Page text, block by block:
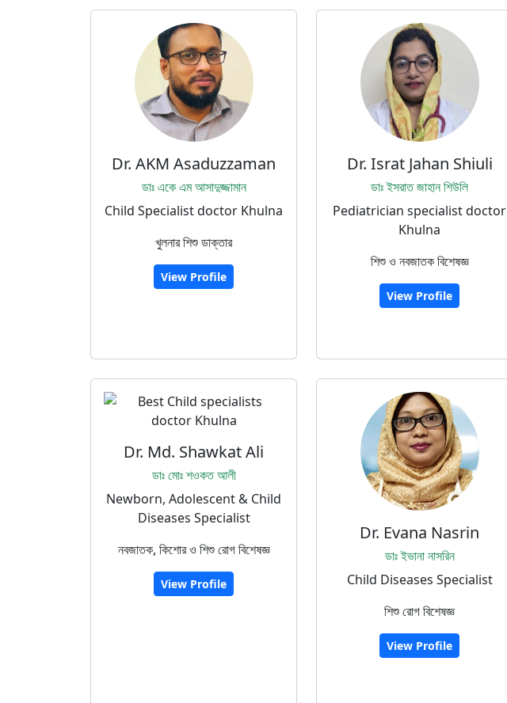
Dr. AKM Asaduzzaman
ডাঃ একে এম আসাদুজ্জামান
Child Specialist doctor Khulna
খুলনার শিশু ডাক্তার
View Profile
Dr. Israt Jahan Shiuli
ডাঃ ইসরাত জাহান শিউলি
Pediatrician specialist doctor
Khulna
শিশু ও নবজাতক বিশেষজ্ঞ
View Profile
Dr. Md. Shawkat Ali
ডাঃ মোঃ শওকত আলী
Newborn, Adolescent & Child
Diseases Specialist
নবজাতক, কিশোর ও শিশু রোগ বিশেষজ্ঞ
View Profile
Dr. Evana Nasrin
ডাঃ ইভানা নাসরিন
Child Diseases Specialist
শিশু রোগ বিশেষজ্ঞ
View Profile